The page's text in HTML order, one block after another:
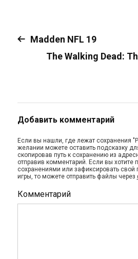
Madden NFL 19
The Walking Dead:
Добавить комментарий
Если вы нашли, где лежат сохранения
желании можете оставить подсказку
скопировав путь к сохранению из
отправив комментарий. Если вы хотите
сохранениями или зафиксировать свой
игры, то можете отправить файлы через
Комментарий